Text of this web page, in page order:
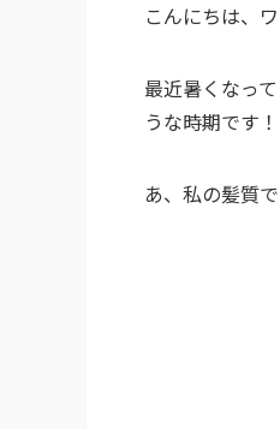
こんにちは、ワ
最近暑くなっ
うな時期です
あ、私の髪質